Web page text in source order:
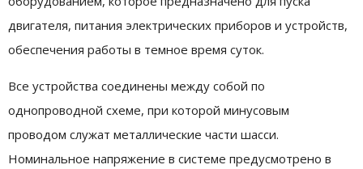
двигателя, питания электрических приборов и устройств,
обеспечения работы в темное время суток.
Все устройства соединены между собой по
однопроводной схеме, при которой минусовым
проводом служат металлические части шасси.
Номинальное напряжение в системе предусмотрено в